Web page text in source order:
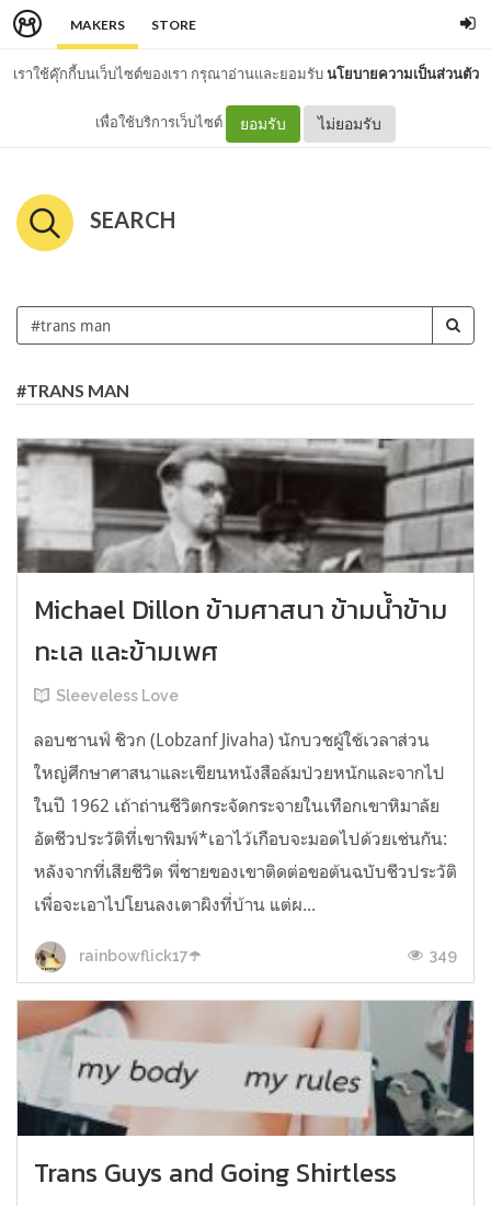
MAKERS STORE
เราใช้คุ๊กกี้บนเว็บไซต์ของเรา กรุณาอ่านและยอมรับนโยบายความเป็นส่วนตัว
เพื่อใช้บริการเว็บไซต์ ยอมรับ ไม่ยอมรับ
SEARCH
#TRANS MAN
Michael Dillon ข้ามศาสนา ข้ามน้ำข้าม
ทะเล และข้ามเพศ
Sleeveless Love
ลอบซานฟ์ ชิวก (Lobzanf Jivaha) นักบวชผู้ใช้เวลาส่วน
ใหญ่ศึกษาศาสนาและเขียนหนังสือล้มป่วยหนักและจากไป
ในปี 1962 เถ้าถ่านชีวิตกระจัดกระจายในเทือกเขาหิมาลัย
อัตชีวประวัติที่เขาพิมพ์*เอาไว้เกือบจะมอดไปด้วยเช่นกัน:
หลังจากที่เสียชีวิต พี่ชายของเขาติดต่อขอต้นฉบับชีวประวัติ
เพื่อจะเอาไปโยนลงเตาผิงที่บ้าน แต่ผ...
rainbowflick17☂️ 349
Trans Guys and Going Shirtless